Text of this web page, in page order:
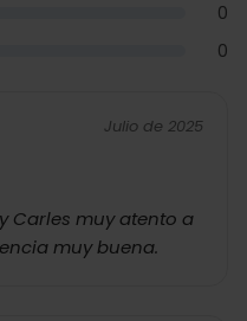
0
0
Julio de 2025
Carles muy atento a
muy buena.